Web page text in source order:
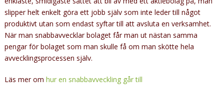
slipper helt enkelt göra ett jobb själv som inte leder till något
produktivt utan som endast syftar till att avsluta en verksamhet.
När man snabbavvecklar bolaget får man ut nästan samma
pengar för bolaget som man skulle få om man skötte hela
avvecklingsprocessen själv.
Läs mer om hur en snabbavveckling går till